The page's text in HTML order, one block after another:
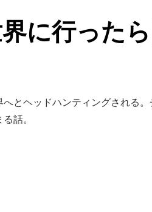
に行った
とヘッドハンティングされる
話。